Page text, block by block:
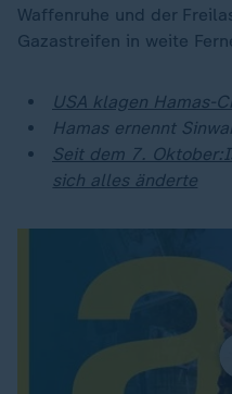
Waffenruhe und der
Gazastreifen in weite
USA klagen Hamas-
Hamas ernennt
Seit dem 7.
sich alles änderte